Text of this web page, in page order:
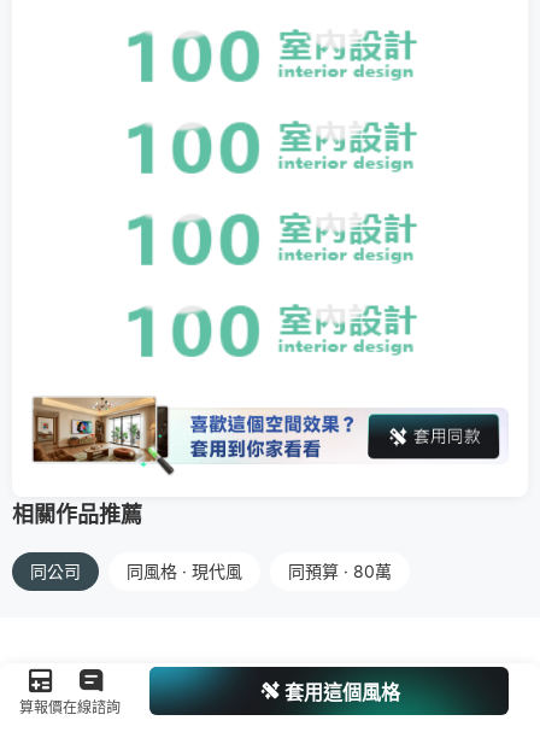
相關作品推薦
同公司 同風格 · 現代風 同預算 · 80萬
算報價在線諮詢
套用這個風格